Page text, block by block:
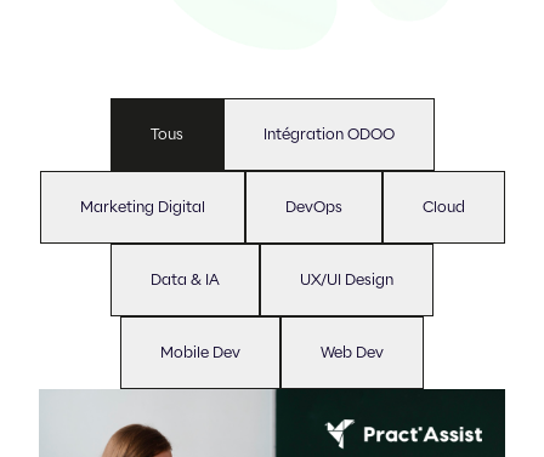
Tous Intégration ODOO
Marketing Digital DevOps Cloud
Data & IA UX/UI Design
Mobile Dev Web Dev